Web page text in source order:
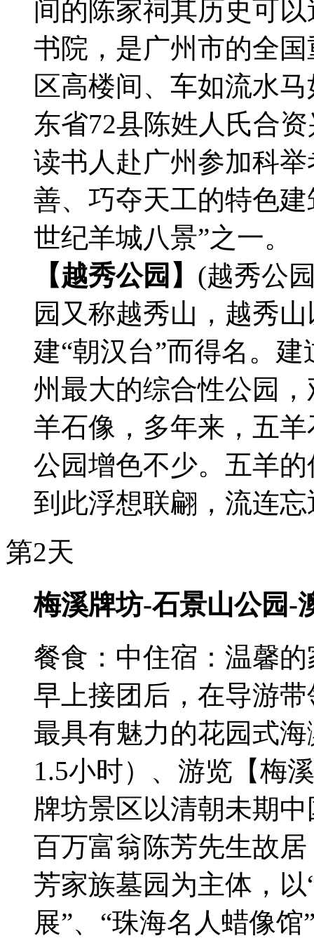
间的陈家祠其历史可
书院，是广州市的全
区高楼间、车如流水
东省72县陈姓人氏合
读书人赴广州参加科
善、巧夺天工的特色
世纪羊城八景”之一。
【越秀公园】 (越秀公
园又称越秀山，越秀
建“朝汉台”而得名。
州最大的综合性公园
羊石像，多年来，五
公园增色不少。五羊
到此浮想联翩，流连
第2天
梅溪牌坊-石景山公园-
餐食：中住宿：温馨的
早上接团后，在导游
最具有魅力的花园式
1.5小时）、游览【梅
牌坊景区以清朝未期
百万富翁陈芳先生故
芳家族墓园为主体，
展”、“珠海名人蜡像